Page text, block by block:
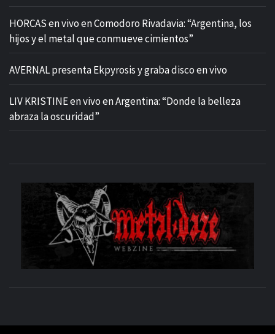
HORCAS en vivo en Comodoro Rivadavia: “Argentina, los
hijos y el metal que conmueve cimientos”
AVERNAL presenta Ekpyrosis y graba disco en vivo
LIV KRISTINE en vivo en Argentina: “Donde la belleza
abraza la oscuridad”